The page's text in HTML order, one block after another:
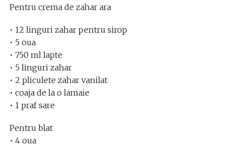
Pentru crema de zahar ara
• 12 linguri zahar pentru sirop
• 5 oua
• 750 ml lapte
• 5 linguri zahar
• 2 pliculete zahar vanilat
• coaja de la o lamaie
• 1 praf sare
Pentru blat
• 4 oua